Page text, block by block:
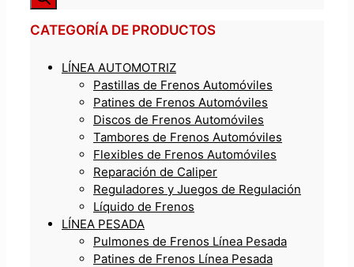
CATEGORÍA DE PRODUCTOS
LÍNEA AUTOMOTRIZ
Pastillas de Frenos Automóviles
Patines de Frenos Automóviles
Discos de Frenos Automóviles
Tambores de Frenos Automóviles
Flexibles de Frenos Automóviles
Reparación de Caliper
Reguladores y Juegos de Regulación
Líquido de Frenos
LÍNEA PESADA
Pulmones de Frenos Línea Pesada
Patines de Frenos Línea Pesada